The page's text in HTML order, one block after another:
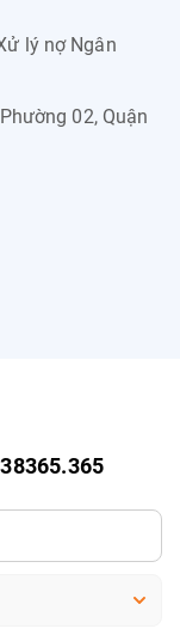
lý nợ Ngân
02, Quận